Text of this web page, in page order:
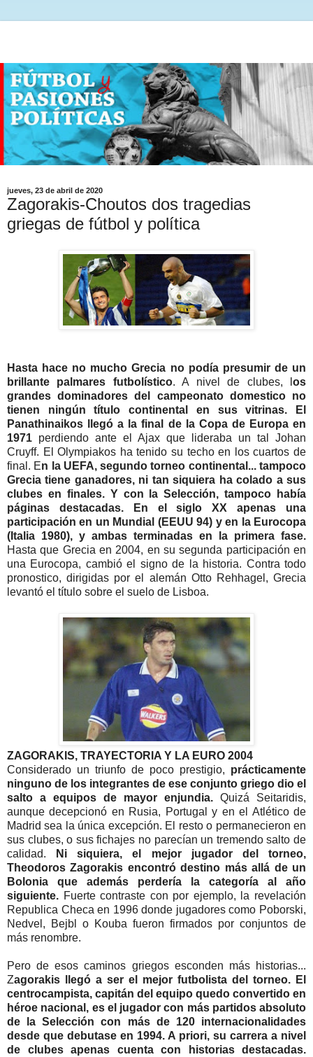
jueves, 23 de abril de 2020
Zagorakis-Choutos dos tragedias
griegas de fútbol y política
Hasta hace no mucho Grecia no podía presumir de un
brillante palmares futbolístico. A nivel de clubes, los
grandes dominadores del campeonato domestico no
tienen ningún título continental en sus vitrinas. El
Panathinaikos llegó a la final de la Copa de Europa en
1971 perdiendo ante el Ajax que lideraba un tal Johan
Cruyff. El Olympiakos ha tenido su techo en los cuartos de
final. En la UEFA, segundo torneo continental... tampoco
Grecia tiene ganadores, ni tan siquiera ha colado a sus
clubes en finales. Y con la Selección, tampoco había
páginas destacadas. En el siglo XX apenas una
participación en un Mundial (EEUU 94) y en la Eurocopa
(Italia 1980), y ambas terminadas en la primera fase.
Hasta que Grecia en 2004, en su segunda participación en
una Eurocopa, cambió el signo de la historia. Contra todo
pronostico, dirigidas por el alemán Otto Rehhagel, Grecia
levantó el título sobre el suelo de Lisboa.
ZAGORAKIS, TRAYECTORIA Y LA EURO 2004
Considerado un triunfo de poco prestigio, prácticamente
ninguno de los integrantes de ese conjunto griego dio el
salto a equipos de mayor enjundia. Quizá Seitaridis,
aunque decepcionó en Rusia, Portugal y en el Atlético de
Madrid sea la única excepción. El resto o permanecieron en
sus clubes, o sus fichajes no parecían un tremendo salto de
calidad.
Ni siquiera, el mejor jugador del torneo,
Theodoros Zagorakis encontró destino más allá de un
Bolonia que además perdería la categoría al año
siguiente. Fuerte contraste con por ejemplo, la revelación
Republica Checa en 1996 donde jugadores como Poborski,
Nedvel, Bejbl o Kouba fueron firmados por conjuntos de
más renombre.
Pero de esos caminos griegos esconden más historias...
Zagorakis llegó a ser el mejor futbolista del torneo. El
centrocampista, capitán del equipo quedo convertido en
héroe nacional, es el jugador con más partidos absoluto
de la Selección con más de 120 internacionalidades
desde que debutase en 1994. A priori, su carrera a nivel
de clubes apenas cuenta con historias destacadas.